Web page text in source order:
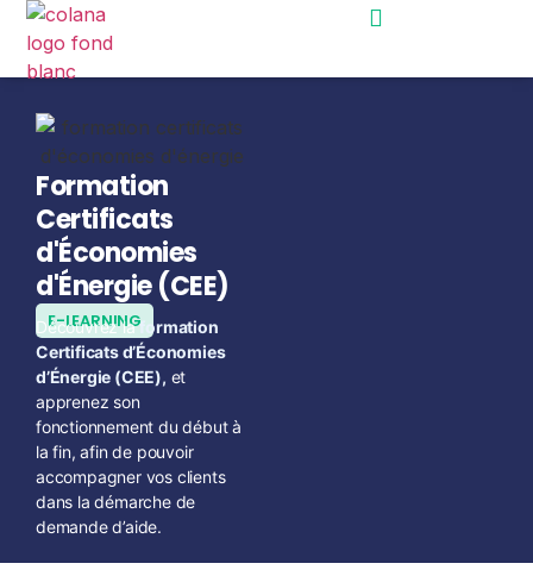
Formation
Certificats
d'Économies
d'Énergie (CEE)
E-LEARNING
Découvrez laformation
Certificats d’Économies
d’Énergie (CEE), et
apprenez son
fonctionnement du début à
la fin, afin de pouvoir
accompagner vos clients
dans la démarche de
demande d’aide.